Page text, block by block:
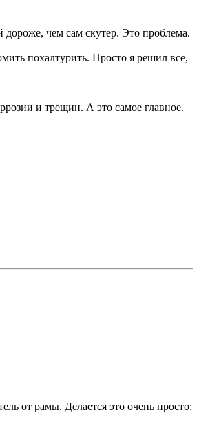
дороже, чем сам скутер. Это проблема.
похалтурить. Просто я решил все,
и трещин. А это самое главное.
от рамы. Делается это очень просто: